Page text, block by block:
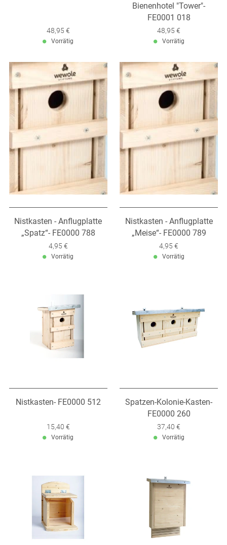
Verkaufspreis: 48,95 €
48,95 €
Vorrätig
Bienenhotel "Tower"-
FE0001 018
Verkaufspreis: 48,95 €
48,95 €
Vorrätig
Nistkasten - Anflugplatte
„Spatz“- FE0000 788
Verkaufspreis: 4,95 €
4,95 €
Vorrätig
Nistkasten - Anflugplatte
„Meise“- FE0000 789
Verkaufspreis: 4,95 €
4,95 €
Vorrätig
Nistkasten- FE0000 512
Verkaufspreis: 15,40 €
15,40 €
Vorrätig
Spatzen-Kolonie-Kasten-
FE0000 260
Verkaufspreis: 37,40 €
37,40 €
Vorrätig